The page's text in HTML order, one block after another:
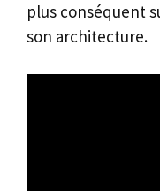
plus conséquent
son architecture.